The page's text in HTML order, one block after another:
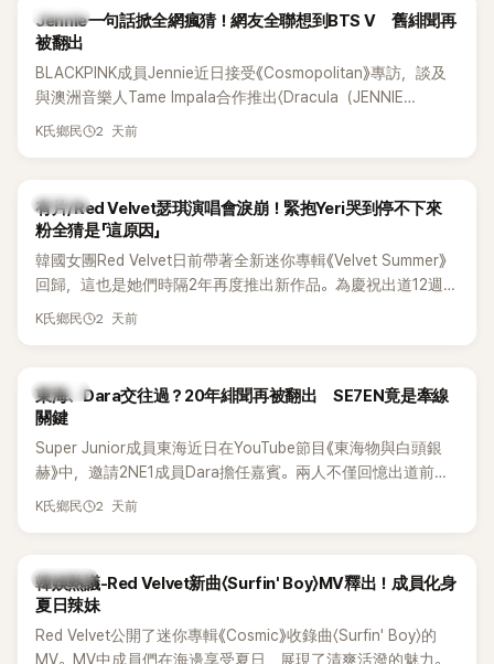
K-POP
Jennie一句話掀全網瘋猜！網友全聯想到BTS V 舊緋聞再
被翻出
BLACKPINK成員Jennie近日接受《Cosmopolitan》專訪，談及
與澳洲音樂人Tame Impala合作推出〈Dracula（JENNIE
Remix）〉的幕後故事，沒想到她一句關於「共同朋友」的回答，
K氏鄉民 2 天前
K-POP
有片/Red Velvet瑟琪演唱會淚崩！緊抱Yeri哭到停不下來
粉全猜是「這原因」
韓國女團Red Velvet日前帶著全新迷你專輯《Velvet Summer》
回歸，這也是她們時隔2年再度推出新作品。為慶祝出道12週
年，五位成員也一連舉辦三場粉絲演唱會，與粉絲共同回顧經
K氏鄉民 2 天前
K-POP
東海、Dara交往過？20年緋聞再被翻出 SE7EN竟是牽線
關鍵
Super Junior成員東海近日在YouTube節目《東海物與白頭銀
赫》中，邀請2NE1成員Dara擔任嘉賓。兩人不僅回憶出道前的
青澀往事，也首度聊起當年鬧得沸沸揚揚的緋聞，讓東海忍不
K氏鄉民 2 天前
熱議討論
韓娛熱議-Red Velvet新曲〈Surfin' Boy〉MV釋出！成員化身
夏日辣妹
Red Velvet公開了迷你專輯《Cosmic》收錄曲〈Surfin' Boy〉的
MV。MV中成員們在海邊享受夏日，展現了清爽活潑的魅力。